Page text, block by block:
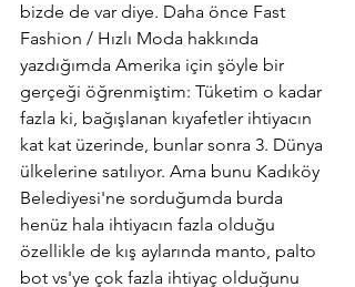
bizde de var diye. Daha önce Fast
Fashion / Hızlı Moda hakkında
yazdığımda Amerika için şöyle bir
gerçeği öğrenmiştim: Tüketim o kadar
fazla ki, bağışlanan kıyafetler ihtiyacın
kat kat üzerinde, bunlar sonra 3. Dünya
ülkelerine satılıyor. Ama bunu Kadıköy
Belediyesi'ne sorduğumda burda
henüz hala ihtiyacın fazla olduğu
özellikle de kış aylarında manto, palto
bot vs'ye çok fazla ihtiyaç olduğunu